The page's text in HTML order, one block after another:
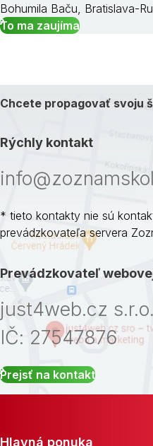
Bohumila Baču, Bratislava-
To ma zaujíma
Chcete propagovať svoju
Rýchly kontakt
* tieto kontakty nie sú
prevádzkovateľa servera
Prevádzkovateľ
just4web.cz s.r.o.
IČ: 27547876
Prejsť na kontakt
Hlavná ponuka